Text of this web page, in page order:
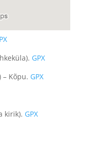
GPX
– Kõpu. GPX
kirik). GPX